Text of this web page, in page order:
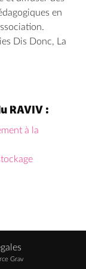
en
Dis Donc, La
RAVIV :
à la
Grav